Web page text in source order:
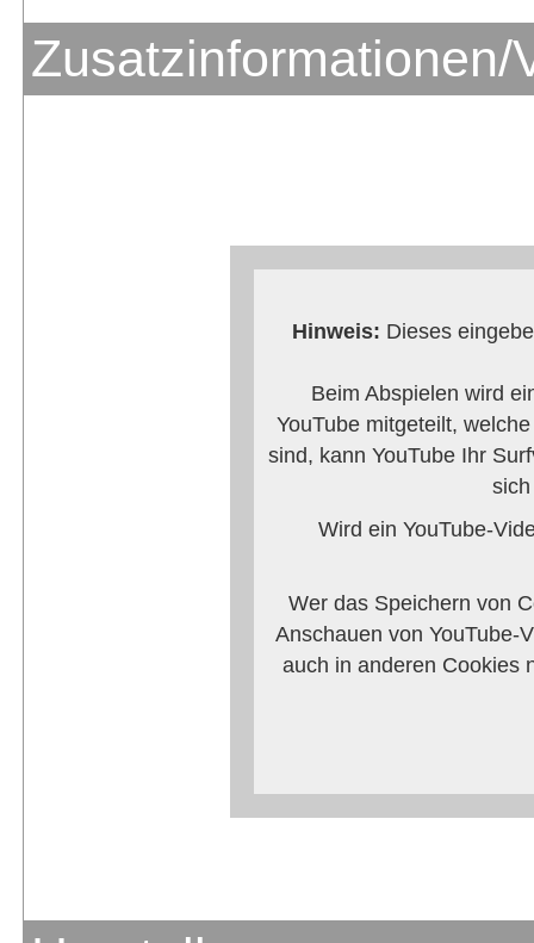
Zusatzinformationen/
Hinweis: Dieses
Beim Abspielen wird
YouTube mitgeteilt,
sind, kann YouTube Ihr
Wird ein YouTube-
Wer das Speichern von
Anschauen von YouTube-
auch in anderen Cookies